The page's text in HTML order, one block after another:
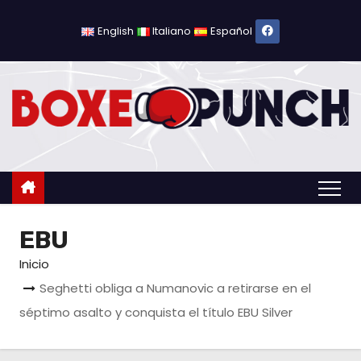
l
d
English Italiano Español
EBU
Inicio
Seghetti obliga a Numanovic a retirarse en el
séptimo asalto y conquista el título EBU Silver